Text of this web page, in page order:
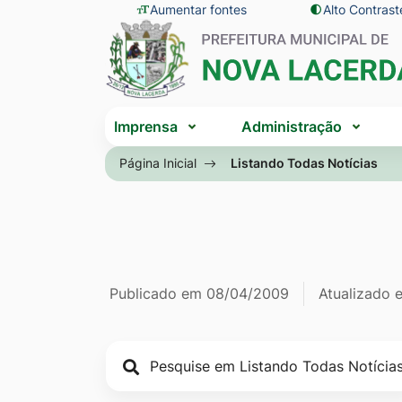
Seção
de
atalhos
e
links
de
acessibilidade
para
o
conteúdo
[alt+1]
Ir
para
busca
Aumentar fontes Alto
Seção
do
menu
menu
Imprensa Administração
Página Inicial Listando Todas Notícias
Página
Informações
de
publicação
Publicado em 08/04/2009 Atualizado